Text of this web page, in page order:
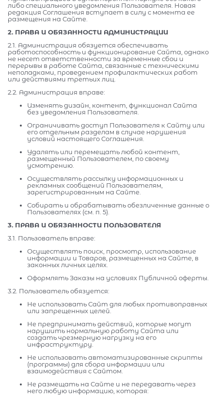
либо специального уведомления Пользователя. Новая
редакция Соглашения вступает в силу с момента ее
размещения на Сайте.
2. ПРАВА И ОБЯЗАННОСТИ АДМИНИСТРАЦИИ
2.1. Администрация обязуется обеспечивать
работоспособность и функционирование Сайта, однако
не несет ответственности за временные сбои и
перерывы в работе Сайта, связанные с техническими
неполадками, проведением профилактических работ
или действиями третьих лиц.
2.2. Администрация вправе:
Изменять дизайн, контент, функционал Сайта
без уведомления Пользователя.
Ограничивать доступ Пользователя к Сайту или
его отдельным разделам в случае нарушения
условий настоящего Соглашения.
Удалять или перемещать любой контент,
размещенный Пользователем, по своему
усмотрению.
Осуществлять рассылку информационных и
рекламных сообщений Пользователям,
зарегистрированным на Сайте.
Собирать и обрабатывать обезличенные данные о
Пользователях (см. п. 5).
3. ПРАВА И ОБЯЗАННОСТИ ПОЛЬЗОВАТЕЛЯ
3.1. Пользователь вправе:
Осуществлять поиск, просмотр, использование
информации и Товаров, размещенных на Сайте, в
законных личных целях.
Оформлять Заказы на условиях Публичной оферты.
3.2. Пользователь обязуется:
Не использовать Сайт для любых противоправных
или запрещенных целей.
Не предпринимать действий, которые могут
нарушить нормальную работу Сайта или
создать чрезмерную нагрузку на его
инфраструктуру.
Не использовать автоматизированные скрипты
(программы) для сбора информации или
взаимодействия с Сайтом.
Не размещать на Сайте и не передавать через
него любую информацию, которая: